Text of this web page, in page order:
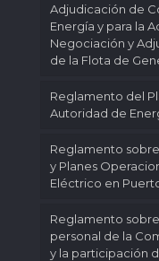
Adjudicación de
Energía y para la
Negociación y
de la Flota de
Reglamento del
Autoridad de
Reglamento
y Planes
Eléctrico en
Reglamento
personal de la
y la participación